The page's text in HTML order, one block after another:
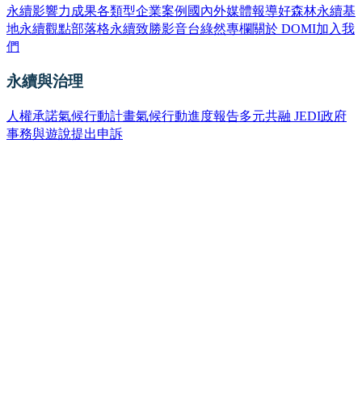
永續影響力成果各類型企業案例 國內外媒體報導好森林永續基
地永續觀點部落格永續致勝影音台綠然專欄關於 DOMI加入我
們
永續與治理
人權承諾氣候行動計畫氣候行動進度報告多元共融 JEDI政府
事務與遊說提出申訴